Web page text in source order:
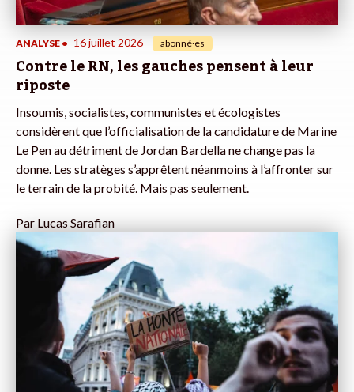
ANALYSE • 16 juillet 2026 abonné·es
Contre le RN, les gauches pensent à leur
riposte
Insoumis, socialistes, communistes et écologistes
considèrent que l’officialisation de la candidature de Marine
Le Pen au détriment de Jordan Bardella ne change pas la
donne. Les stratèges s’apprêtent néanmoins à l’affronter sur
le terrain de la probité. Mais pas seulement.
Par Lucas Sarafian